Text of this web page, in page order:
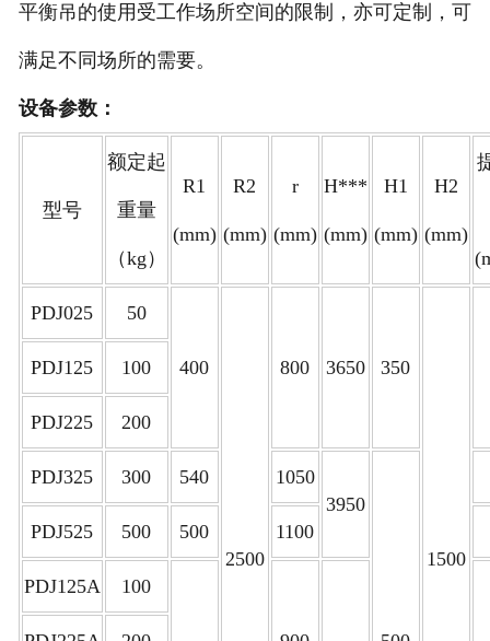
平衡吊的使用受工作场所空间的限制，亦可定制，可
满足不同场所的需要。
设备参数：
型号
额定起
重量
（kg）
R1
(mm)
R2
(mm)
r
(mm)
H***
(mm)
H1
(mm)
H2
(mm)
PDJ025 50
400
2500
800 3650 350
1500
PDJ125 100
PDJ225 200
PDJ325 300 540
1050
3950
PDJ525 500 500 1100
PDJ125A 100